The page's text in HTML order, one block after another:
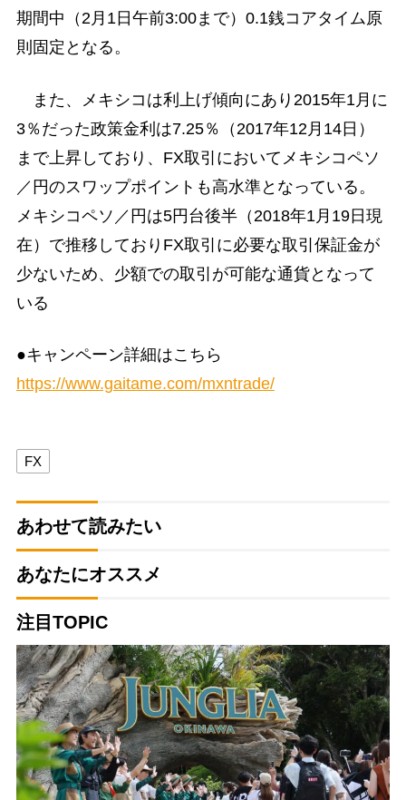
期間中（2月1日午前3:00まで）0.1銭コアタイム原
則固定となる。
また、メキシコは利上げ傾向にあり2015年1月に
3％だった政策金利は7.25％（2017年12月14日）
まで上昇しており、FX取引においてメキシコペソ
／円のスワップポイントも高水準となっている。
メキシコペソ／円は5円台後半（2018年1月19日現
在）で推移しておりFX取引に必要な取引保証金が
少ないため、少額での取引が可能な通貨となって
いる
●キャンペーン詳細はこちら
https://www.gaitame.com/mxntrade/
FX
あわせて読みたい
あなたにオススメ
注目TOPIC